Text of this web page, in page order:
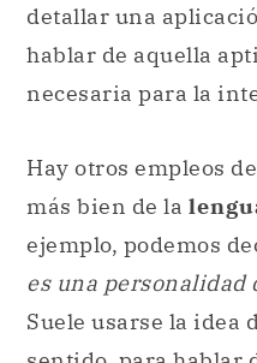
detallar una
hablar de aquella
necesaria para la
Hay otros empleos
más bien de la
ejemplo, podemos
es una personalidad
Suele usarse la idea